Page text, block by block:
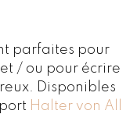
parfaites pour
/ ou pour écrire
Disponibles
Halter von All